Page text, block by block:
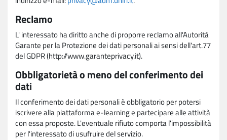
Reclamo
L' interessato ha diritto anche di proporre reclamo all'Autorità
Garante per la Protezione dei dati personali ai sensi dell'art.77
del GDPR (http://www.garanteprivacy.it).
Obbligatorietà o meno del conferimento dei
dati
Il conferimento dei dati personali è obbligatorio per potersi
iscrivere alla piattaforma e-learning e partecipare alle attività
con essa proposte. L'eventuale rifiuto comporta l'impossibilità
per l'interessato di usufruire del servizio.